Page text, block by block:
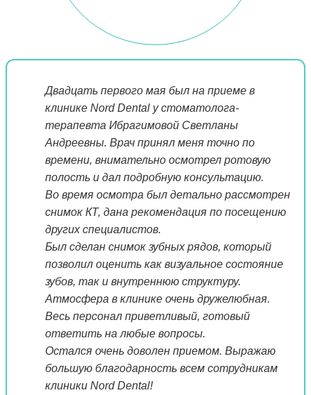
Двадцать первого мая был на приеме в
клинике Nord Dental у стоматолога-
терапевта Ибрагимовой Светланы
Андреевны. Врач принял меня точно по
времени, внимательно осмотрел ротовую
полость и дал подробную консультацию.
Во время осмотра был детально рассмотрен
снимок КТ, дана рекомендация по посещению
других специалистов.
Был сделан снимок зубных рядов, который
позволил оценить как визуальное состояние
зубов, так и внутреннюю структуру.
Атмосфера в клинике очень дружелюбная.
Весь персонал приветливый, готовый
ответить на любые вопросы.
Остался очень доволен приемом. Выражаю
большую благодарность всем сотрудникам
клиники Nord Dental!